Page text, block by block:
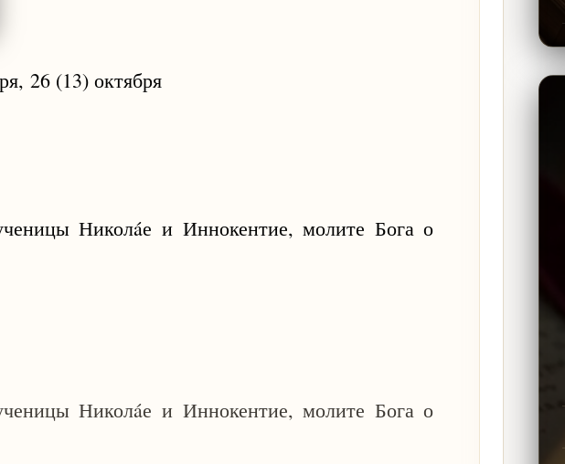
26 (13) октября
Николáе и Иннокентие, молите Бога о
Николáе и Иннокентие, молите Бога о